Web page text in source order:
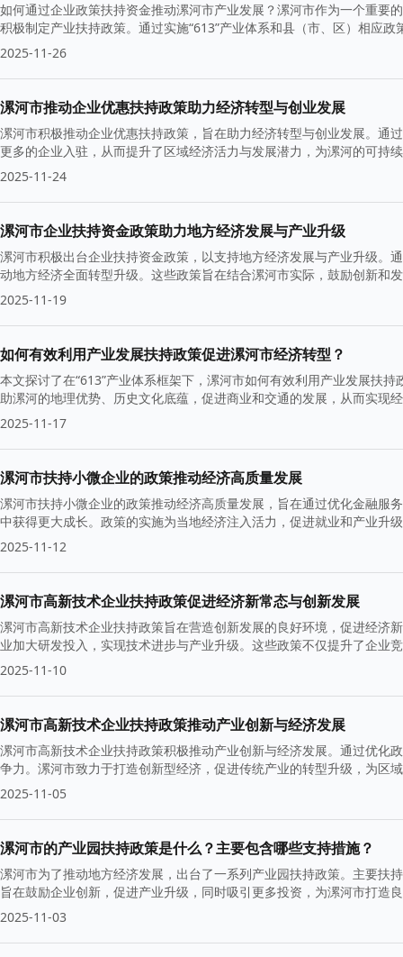
如何通过企业政策扶持资金推动漯河市产业发展？漯河市作为一个重要
积极制定产业扶持政策。通过实施“613”产业体系和县（市、区）相应
与繁荣。
2025-11-26
漯河市推动企业优惠扶持政策助力经济转型与创业发展
漯河市积极推动企业优惠扶持政策，旨在助力经济转型与创业发展。通
更多的企业入驻，从而提升了区域经济活力与发展潜力，为漯河的可持
2025-11-24
漯河市企业扶持资金政策助力地方经济发展与产业升级
漯河市积极出台企业扶持资金政策，以支持地方经济发展与产业升级。
动地方经济全面转型升级。这些政策旨在结合漯河市实际，鼓励创新和
2025-11-19
如何有效利用产业发展扶持政策促进漯河市经济转型？
本文探讨了在“613”产业体系框架下，漯河市如何有效利用产业发展扶
助漯河的地理优势、历史文化底蕴，促进商业和交通的发展，从而实现
2025-11-17
漯河市扶持小微企业的政策推动经济高质量发展
漯河市扶持小微企业的政策推动经济高质量发展，旨在通过优化金融服
中获得更大成长。政策的实施为当地经济注入活力，促进就业和产业升
2025-11-12
漯河市高新技术企业扶持政策促进经济新常态与创新发展
漯河市高新技术企业扶持政策旨在营造创新发展的良好环境，促进经济
业加大研发投入，实现技术进步与产业升级。这些政策不仅提升了企业
动力。
2025-11-10
漯河市高新技术企业扶持政策推动产业创新与经济发展
漯河市高新技术企业扶持政策积极推动产业创新与经济发展。通过优化
争力。漯河市致力于打造创新型经济，促进传统产业的转型升级，为区
2025-11-05
漯河市的产业园扶持政策是什么？主要包含哪些支持措施？
漯河市为了推动地方经济发展，出台了一系列产业园扶持政策。主要扶
旨在鼓励企业创新，促进产业升级，同时吸引更多投资，为漯河市打造
2025-11-03